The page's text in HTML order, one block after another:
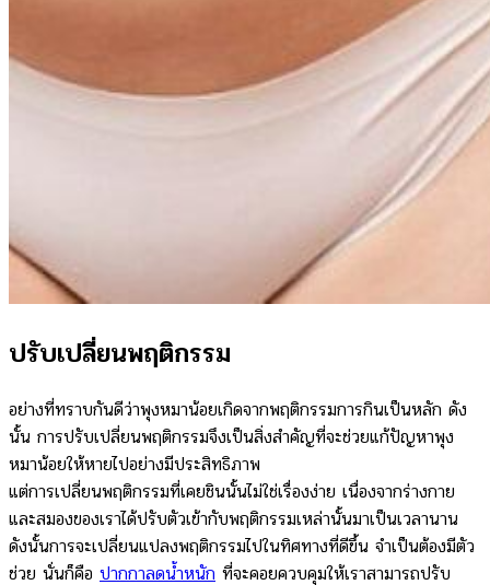
ปรับเปลี่ยนพฤติกรรม
อย่างที่ทราบกันดีว่าพุงหมาน้อยเกิดจากพฤติกรรมการกินเป็นหลัก ดัง
นั้น การปรับเปลี่ยนพฤติกรรมจึงเป็นสิ่งสำคัญที่จะช่วยแก้ปัญหาพุง
หมาน้อยให้หายไปอย่างมีประสิทธิภาพ
แต่การเปลี่ยนพฤติกรรมที่เคยชินนั้นไม่ใช่เรื่องง่าย เนื่องจากร่างกาย
และสมองของเราได้ปรับตัวเข้ากับพฤติกรรมเหล่านั้นมาเป็นเวลานาน
ดังนั้นการจะเปลี่ยนแปลงพฤติกรรมไปในทิศทางที่ดีขึ้น จำเป็นต้องมีตัว
ช่วย นั่นก็คือ ปากกาลดน้ำหนัก ที่จะคอยควบคุมให้เราสามารถปรับ